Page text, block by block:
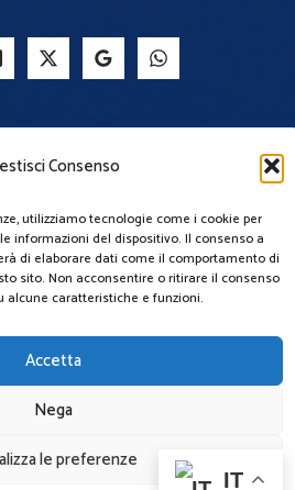
Consenso
utilizziamo tecnologie come i cookie per
informazioni del dispositivo. Il consenso a
di elaborare dati come il comportamento di
sito. Non acconsentire o ritirare il consenso
caratteristiche e funzioni.
Accetta
Nega
le preferenze
Frequenti (F.A.Q.)
Pet Friendly
Policy
IT